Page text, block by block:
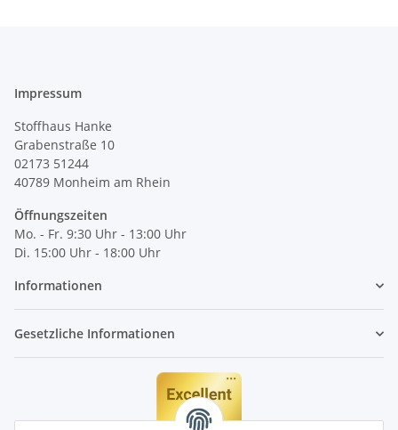
Impressum
Stoffhaus Hanke
Grabenstraße 10
02173 51244
40789 Monheim am Rhein
Öffnungszeiten
Mo. - Fr. 9:30 Uhr - 13:00 Uhr
Di. 15:00 Uhr - 18:00 Uhr
Informationen
Gesetzliche Informationen